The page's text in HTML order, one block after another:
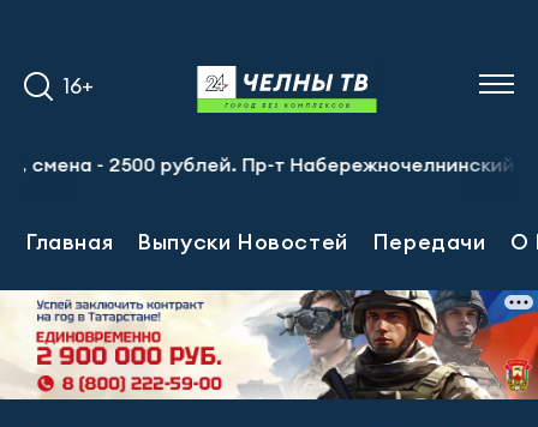
16+
- 2500 рублей. Пр-т Набережночелнинский, 13а.
Главная Выпуски Новостей Передачи О